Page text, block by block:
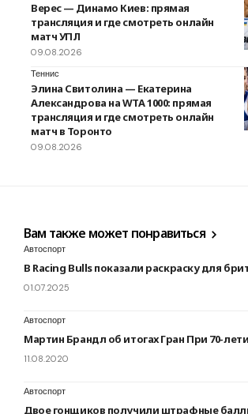
Верес — Динамо Киев: прямая
трансляция и где смотреть онлайн
матч УПЛ
09.08.2026
Теннис
Элина Свитолина — Екатерина
Александрова на WTA 1000: прямая
трансляция и где смотреть онлайн
матч в Торонто
09.08.2026
Вам также может понравиться
Автоспорт
В Racing Bulls показали раскраску для
01.07.2025
Автоспорт
Мартин Брандл об итогах Гран При 70-
11.08.2020
Автоспорт
Двое гонщиков получили штрафные